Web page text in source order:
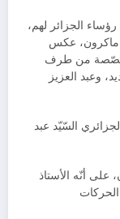
الجزائر لهم،
ماكرون، عكس
من طرف
وعبد العزيز
السّيّد عبد
على أنّه الأستاذ